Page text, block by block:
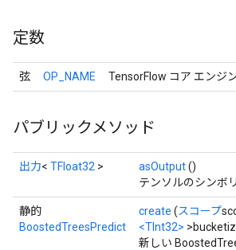
定数
弦 OP_NAME TensorFlow コア エンジ
パブリックメソッド
出力< TFloat32 > asOutput()
テンソルのシンボ
静的
BoostedTreesPredict
create (スコープ
<TInt32>
新しい